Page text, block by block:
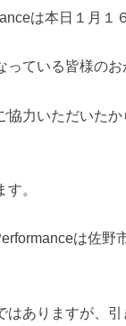
は本日１月１
っている皆様の
協力いただいた
。
は佐野
はありますが、